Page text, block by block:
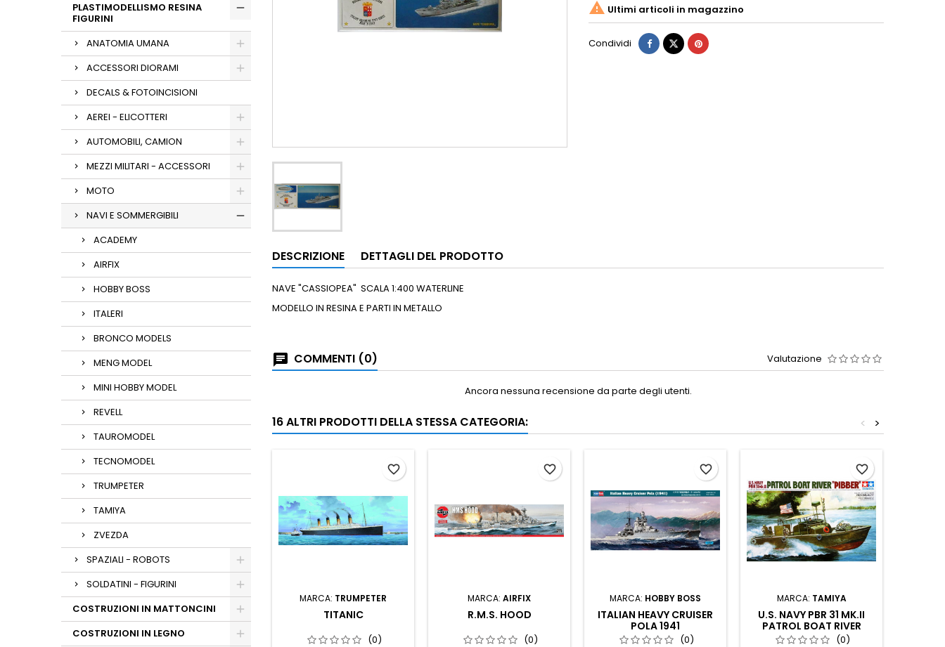
PLASTIMODELLISMO RESINA
FIGURINI
ANATOMIA UMANA
ACCESSORI DIORAMI
DECALS & FOTOINCISIONI
AEREI - ELICOTTERI
AUTOMOBILI, CAMION
MEZZI MILITARI - ACCESSORI
MOTO
NAVI E SOMMERGIBILI
ACADEMY
AIRFIX
HOBBY BOSS
ITALERI
BRONCO MODELS
MENG MODEL
MINI HOBBY MODEL
REVELL
TAUROMODEL
TECNOMODEL
TRUMPETER
TAMIYA
ZVEZDA
SPAZIALI - ROBOTS
SOLDATINI - FIGURINI
COSTRUZIONI IN MATTONCINI
COSTRUZIONI IN LEGNO
 Ultimi articoli in magazzino
Condividi
DESCRIZIONE DETTAGLI DEL PRODOTTO
NAVE "CASSIOPEA" SCALA 1:400 WATERLINE
MODELLO IN RESINA E PARTI IN METALLO
COMMENTI (0) Valutazione
Ancora nessuna recensione da parte degli utenti.
16 ALTRI PRODOTTI DELLA STESSA CATEGORIA: >
<
MARCA: TRUMPETER
TITANIC
(0)
favorite_border
MARCA: AIRFIX
R.M.S. HOOD
(0)
favorite_border
MARCA: HOBBY BOSS
ITALIAN HEAVY CRUISER
POLA 1941
(0)
favorite_border
MARCA: TAMIYA
U.S. NAVY PBR 31 MK.II
PATROL BOAT RIVER
"PIBBER" (0)
favorite_border